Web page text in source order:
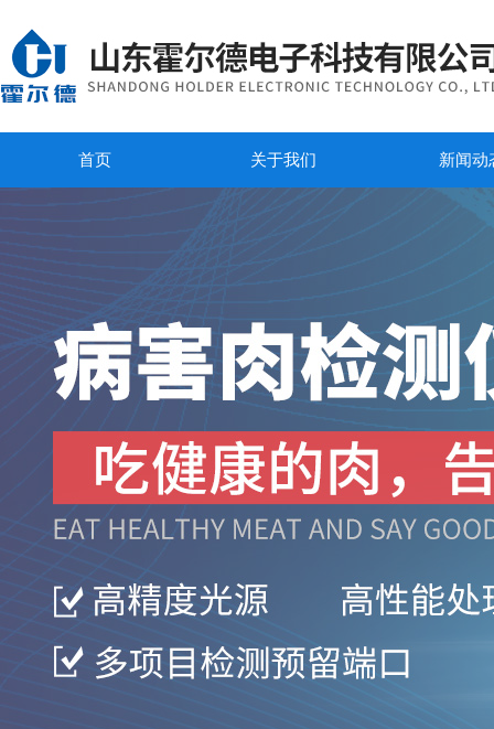
首页 关于我们 新闻动